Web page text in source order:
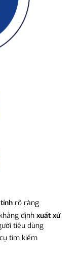
rõ ràng
định xuất xứ
tiêu dùng
tìm kiếm